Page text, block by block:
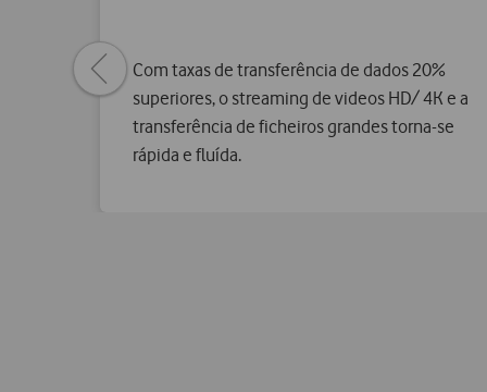
Com taxas de transferência de dados 20%
superiores, o streaming de videos HD/ 4K e a
transferência de ficheiros grandes torna-se
rápida e fluída.
Previous
page